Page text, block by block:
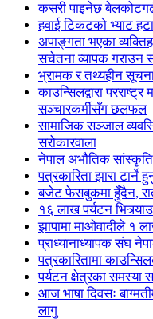
कसरी पाइनेछ
हवाई टिकटको भ्याट
अपाङ्गता भएका
सचेतना व्यापक गराउन
भ्रामक र तथ्यहीन
काउन्सिलद्वारा परराष्ट्र
सञ्चारकर्मीसँग छलफल
सामाजिक सञ्जाल
सरोकारवाला
नेपाल अभौतिक
पत्रकारिता झारा टार्ने
बजेट फेसबुकमा हुँदैन,
१६ लाख पर्यटन
झापामा माओवादीले १
प्राध्यानाध्यापक संघ
पत्रकारितामा
पर्यटन क्षेत्रका समस्या
आज भाषा दिवसः
लागु